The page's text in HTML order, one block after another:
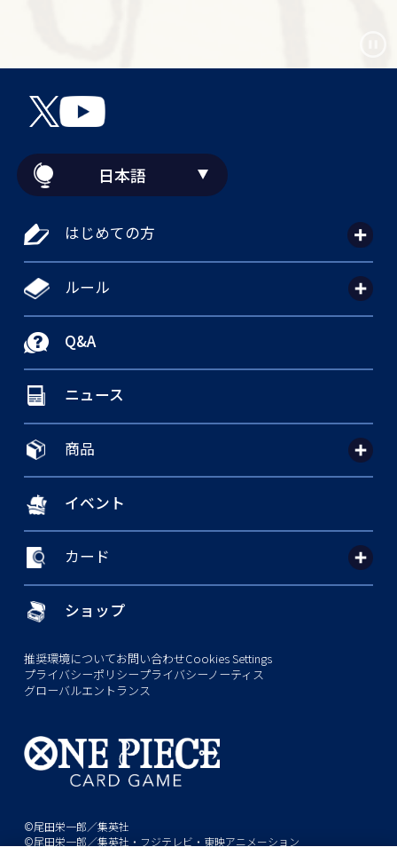
日本語
はじめての方
ルール
Q&A
ニュース
商品
イベント
カード
ショップ
推奨環境についてお問い合わせCookies Settings
プライバシーポリシープライバシーノーティス
グローバルエントランス
©尾田栄一郎／集英社
©尾田栄一郎／集英社・フジテレビ・東映アニメーション